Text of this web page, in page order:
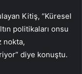
Kitiş, “Küresel
politikaları onsu
nokta,
diye konuştu.